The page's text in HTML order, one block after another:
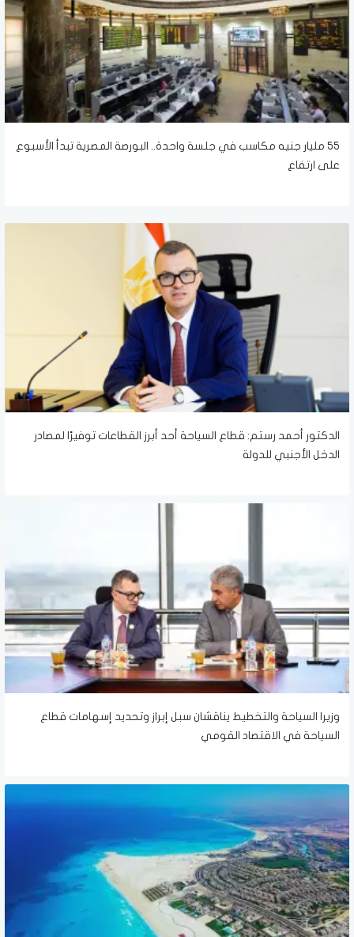
55 مليار جنيه مكاسب في جلسة واحدة.. البورصة المصرية تبدأ الأسبوع
على ارتفاع
الدكتور أحمد رستم: قطاع السياحة أحد أبرز القطاعات توفيرًا لمصادر
الدخل الأجنبي للدولة
وزيرا السياحة والتخطيط يناقشان سبل إبراز وتحديد إسهامات قطاع
السياحة في الاقتصاد القومي